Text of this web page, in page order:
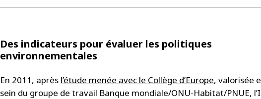
Des indicateurs pour évaluer les politiques
environnementales
En 2011, après l’étude menée avec le Collège d’Europe, valorisée
sein du groupe de travail Banque mondiale/ONU-Habitat/PNUE,